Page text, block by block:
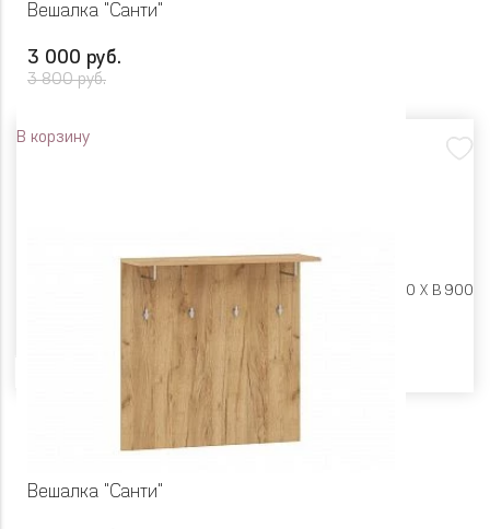
Вешалка "Санти"
3 000 руб.
3 800 руб.
В корзину
Ш 550 X Г 280 X В 900
Вешалка "Санти"